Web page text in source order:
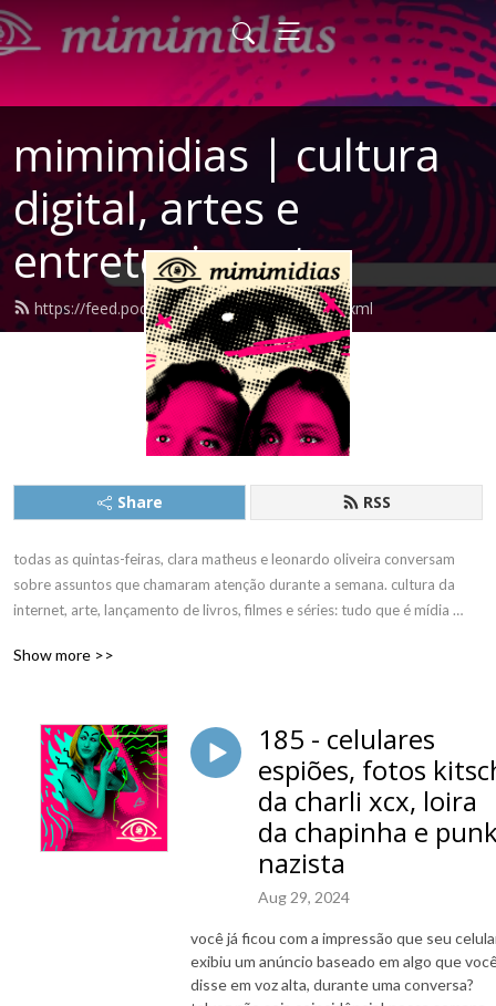
mimimidias | cultura
digital, artes e
entretenimento
https://feed.podbean.com/mimimidias/feed.xml
Share RSS
todas as quintas-feiras, clara matheus e leonardo oliveira conversam
sobre assuntos que chamaram atenção durante a semana. cultura da
internet, arte, lançamento de livros, filmes e séries: tudo que é mídia
qualidade, mas sem perder o bom humor.
Show more >>
185 - celulares
espiões, fotos
da charli xcx, loira
da chapinha e
nazista
Aug 29, 2024
você já ficou com a impressão que seu
exibiu um anúncio baseado em algo que
disse em voz alta, durante uma conversa?